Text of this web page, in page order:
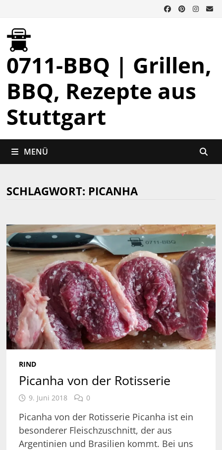
Inhalt
0711-BBQ | Grillen,
BBQ, Rezepte aus
Stuttgart
MENÜ
SCHLAGWORT: PICANHA
RIND
Picanha von der Rotisserie
9. Juni 2018 0
Picanha von der Rotisserie Picanha ist ein
besonderer Fleischzuschnitt, der aus
Argentinien und Brasilien kommt. Bei uns